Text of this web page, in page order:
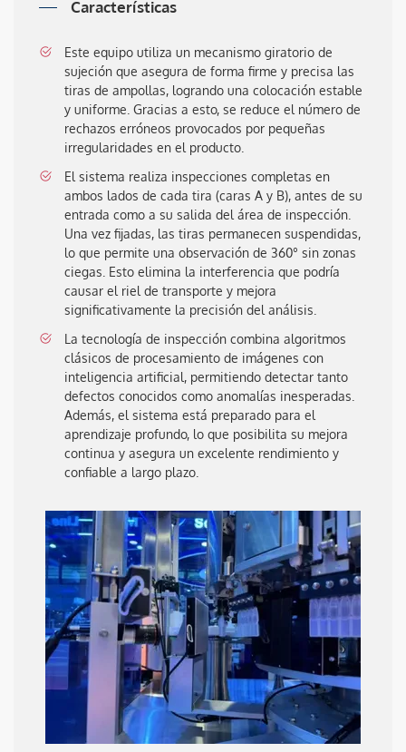
Características
Este equipo utiliza un mecanismo giratorio de
sujeción que asegura de forma firme y precisa las
tiras de ampollas, logrando una colocación estable
y uniforme. Gracias a esto, se reduce el número de
rechazos erróneos provocados por pequeñas
irregularidades en el producto.
El sistema realiza inspecciones completas en
ambos lados de cada tira (caras A y B), antes de su
entrada como a su salida del área de inspección.
Una vez fijadas, las tiras permanecen suspendidas,
lo que permite una observación de 360° sin zonas
ciegas. Esto elimina la interferencia que podría
causar el riel de transporte y mejora
significativamente la precisión del análisis.
La tecnología de inspección combina algoritmos
clásicos de procesamiento de imágenes con
inteligencia artificial, permitiendo detectar tanto
defectos conocidos como anomalías inesperadas.
Además, el sistema está preparado para el
aprendizaje profundo, lo que posibilita su mejora
continua y asegura un excelente rendimiento y
confiable a largo plazo.